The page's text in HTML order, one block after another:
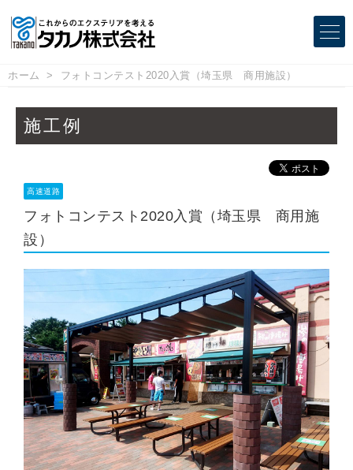
ホーム フォトコンテスト2020入賞（埼玉県 商用施設）
施工例
高速道路
フォトコンテスト2020入賞（埼玉県 商用施
設）